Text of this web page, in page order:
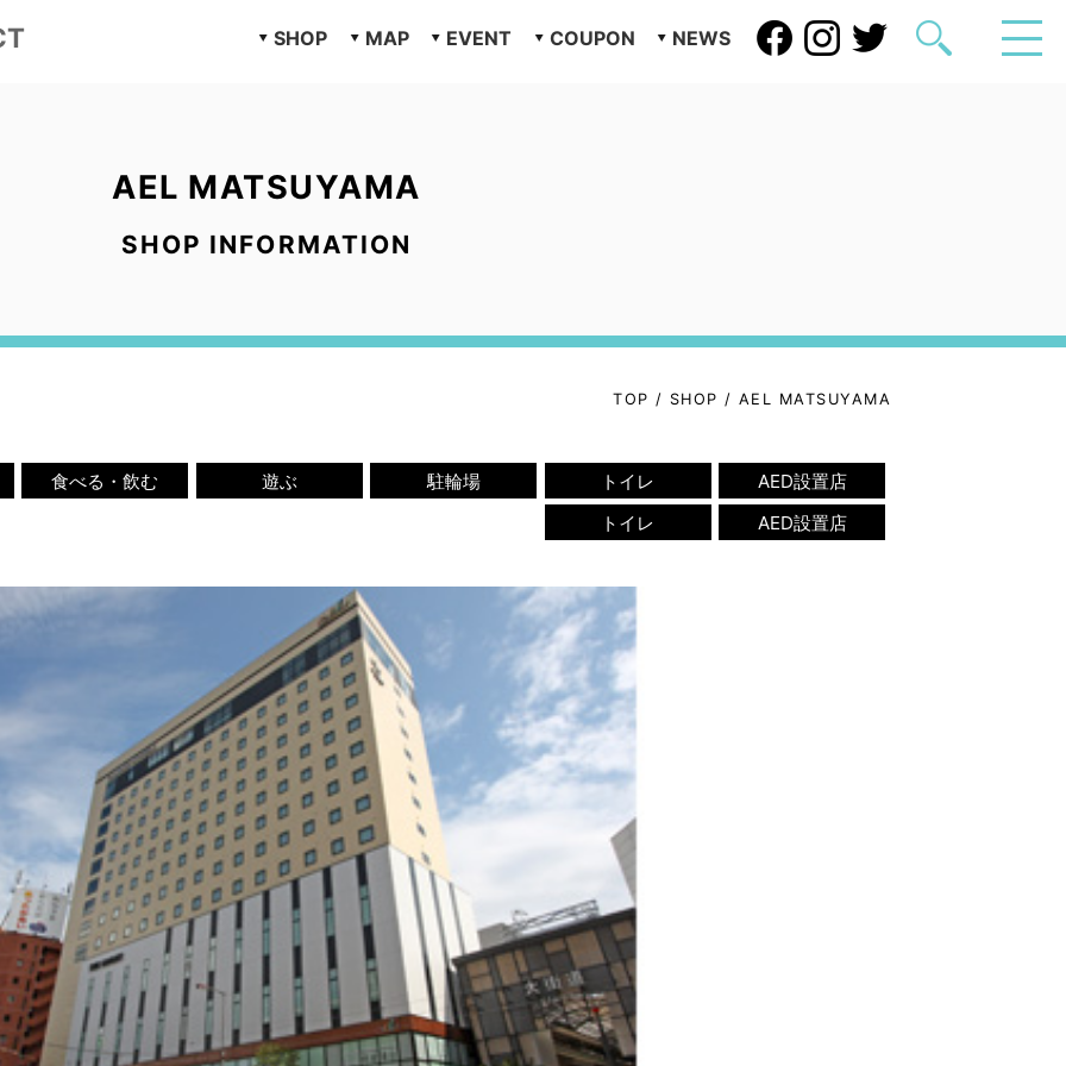
SHOP MAP EVENT COUPON NEWS
AEL MATSUYAMA
SHOP INFORMATION
TOP / SHOP / AEL MATSUYAMA
食べる・飲む 遊ぶ 駐輪場 トイレ
AED設置店
トイレ
AED設置店